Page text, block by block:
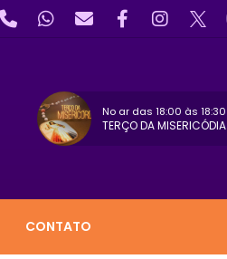
No ar das 18:00 às 18:30
TERÇO DA MISERICÓDIA
CONTATO